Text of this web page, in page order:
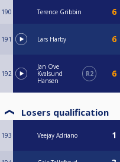
190 Terence Gribbin
191 Lars Harby
192
Jan Ove
Kvalsund
Hansen
R2
Losers qualification
193 Veejay Adriano